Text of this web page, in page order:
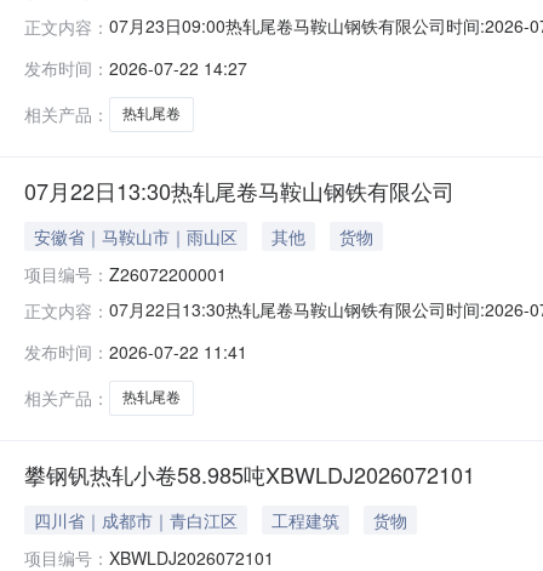
正文内容： 07月23日09:00热轧尾卷马鞍山钢铁有限公司时间
保证金：￥1,700.00元交易保证金：￥1,700.00元竞价
发布时间： 2026-07-22 14:27
相关产品：
热轧尾卷
07月22日13:30热轧尾卷马鞍山钢铁有限公司
安徽省｜马鞍山市｜雨山区 其他
货物
项目编号： Z26072200001
正文内容： 07月22日13:30热轧尾卷马鞍山钢铁有限公司时间
保证金：￥500.00元交易保证金：￥500.00元竞价保
发布时间： 2026-07-22 11:41
相关产品：
热轧尾卷
攀钢钒热轧小卷58.985吨XBWLDJ2026072101
四川省｜成都市｜青白江区 工程建筑
货物
项目编号： XBWLDJ2026072101